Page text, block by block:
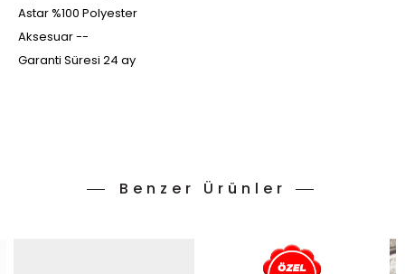
Astar %100 Polyester
Aksesuar --
Garanti Süresi 24 ay
Benzer Ürünler